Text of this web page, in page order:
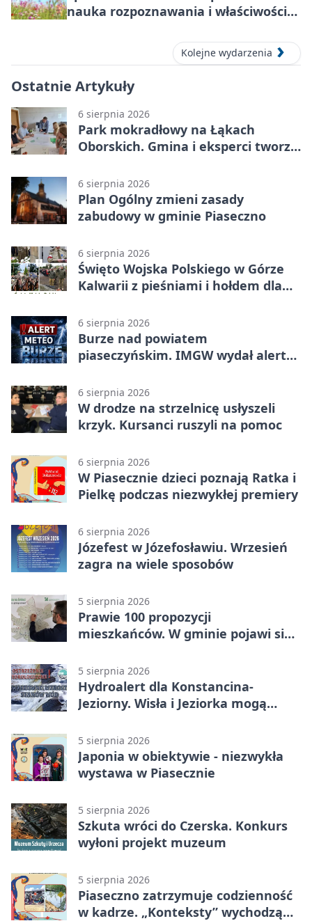
nauka rozpoznawania i właściwości
Kolejne wydarzenia
Ostatnie Artykuły
6 sierpnia 2026
Park mokradłowy na Łąkach
Oborskich. Gmina i eksperci tworzą
6 sierpnia 2026
Plan Ogólny zmieni zasady
zabudowy w gminie Piaseczno
6 sierpnia 2026
Święto Wojska Polskiego w Górze
Kalwarii z pieśniami i hołdem dla
6 sierpnia 2026
Burze nad powiatem
piaseczyńskim. IMGW wydał alert
6 sierpnia 2026
W drodze na strzelnicę usłyszeli
krzyk. Kursanci ruszyli na pomoc
6 sierpnia 2026
W Piasecznie dzieci poznają Ratka i
Pielkę podczas niezwykłej premiery
6 sierpnia 2026
Józefest w Józefosławiu. Wrzesień
zagra na wiele sposobów
5 sierpnia 2026
Prawie 100 propozycji
mieszkańców. W gminie pojawi się
5 sierpnia 2026
Hydroalert dla Konstancina-
Jeziorny. Wisła i Jeziorka mogą
5 sierpnia 2026
Japonia w obiektywie - niezwykła
wystawa w Piasecznie
5 sierpnia 2026
Szkuta wróci do Czerska. Konkurs
wyłoni projekt muzeum
5 sierpnia 2026
Piaseczno zatrzymuje codzienność
w kadrze. „Konteksty” wychodzą